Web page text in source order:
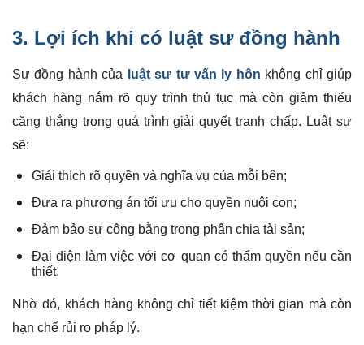
3. Lợi ích khi có luật sư đồng hành
Sự đồng hành của luật sư tư vấn ly hôn không chỉ giúp
khách hàng nắm rõ quy trình thủ tục mà còn giảm thiểu
căng thẳng trong quá trình giải quyết tranh chấp. Luật sư
sẽ:
Giải thích rõ quyền và nghĩa vụ của mỗi bên;
Đưa ra phương án tối ưu cho quyền nuôi con;
Đảm bảo sự công bằng trong phân chia tài sản;
Đại diện làm việc với cơ quan có thẩm quyền nếu cần
thiết.
Nhờ đó, khách hàng không chỉ tiết kiệm thời gian mà còn
hạn chế rủi ro pháp lý.